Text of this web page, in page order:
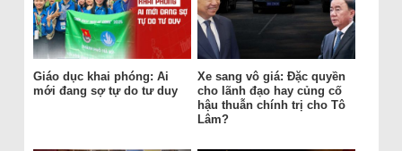
Giáo dục khai phóng: Ai
mới đang sợ tự do tư duy
Xe sang vô giá: Đặc quyền
cho lãnh đạo hay củng cố
hậu thuẫn chính trị cho Tô
Lâm?